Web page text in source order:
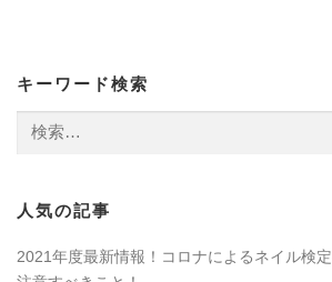
キーワード検索
人気の記事
2021年度最新情報！コロナによるネイル検